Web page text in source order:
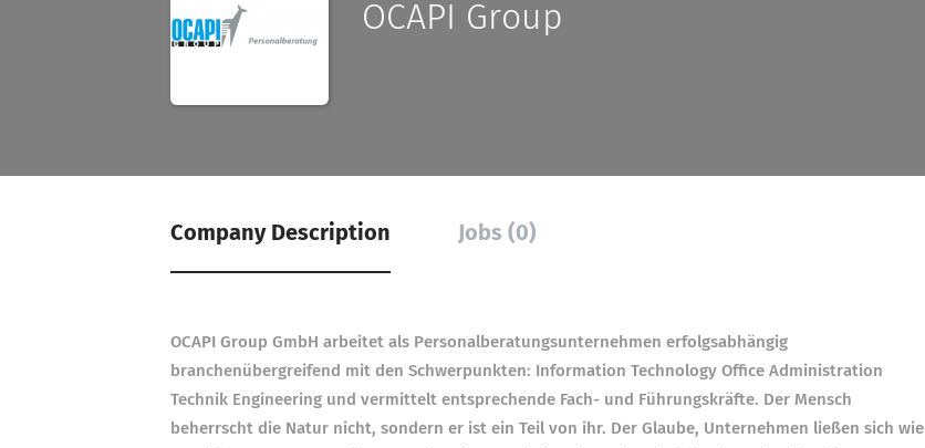
OCAPI Group
Company Description Jobs (0)
OCAPI Group GmbH arbeitet als Personalberatungsunternehmen erfolgsabhängig
branchenübergreifend mit den Schwerpunkten: Information Technology Office Administration
Technik Engineering und vermittelt entsprechende Fach- und Führungskräfte. Der Mensch
beherrscht die Natur nicht, sondern er ist ein Teil von ihr. Der Glaube, Unternehmen ließen sich wie